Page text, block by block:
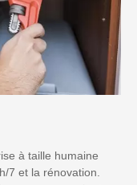
à taille humaine
7 et la rénovation.